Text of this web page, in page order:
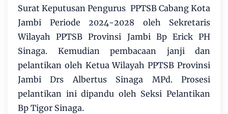
Surat Keputusan Pengurus PPTSB Cabang Kota
Jambi Periode 2024-2028 oleh Sekretaris
Wilayah PPTSB Provinsi Jambi Bp Erick PH
Sinaga. Kemudian pembacaan janji dan
pelantikan oleh Ketua Wilayah PPTSB Provinsi
Jambi Drs Albertus Sinaga MPd. Prosesi
pelantikan ini dipandu oleh Seksi Pelantikan
Bp Tigor Sinaga.